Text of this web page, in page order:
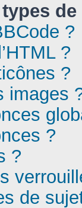
?
?
?
images
?
?
de